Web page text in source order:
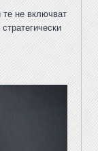
те не включват